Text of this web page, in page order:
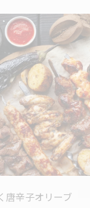
唐辛子オリーブ